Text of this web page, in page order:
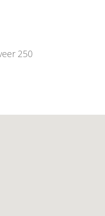
250